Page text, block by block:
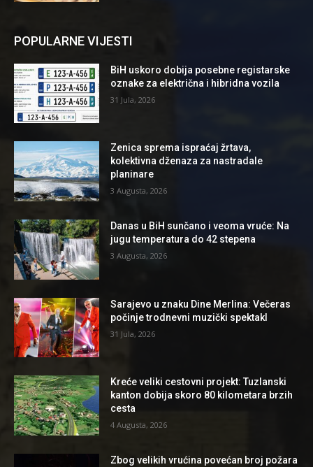
POPULARNE VIJESTI
BiH uskoro dobija posebne registarske
oznake za električna i hibridna vozila
31 Jula, 2026
Zenica sprema ispraćaj žrtava,
kolektivna dženaza za nastradale
planinare
3 Augusta, 2026
Danas u BiH sunčano i veoma vruće: Na
jugu temperatura do 42 stepena
3 Augusta, 2026
Sarajevo u znaku Dine Merlina: Večeras
počinje trodnevni muzički spektakl
31 Jula, 2026
Kreće veliki cestovni projekt: Tuzlanski
kanton dobija skoro 80 kilometara brzih
cesta
4 Augusta, 2026
Zbog velikih vrućina povećan broj požara